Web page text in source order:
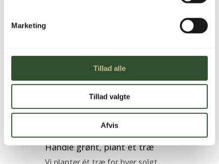
Marketing
Tillad alle
Tillad valgte
Afvis
Betal trygt med betalingskort eller bank
– altid krypteret og sikkert.
Kvalitet du kan regne med
Vi fører kun produkter, vi selv bruger –
robust udstyr til danske forhold.
Handle grønt, plant et træ